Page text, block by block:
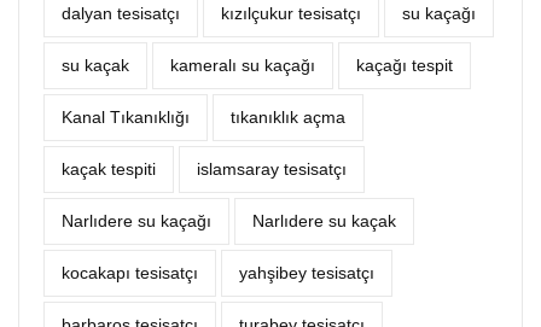
dalyan tesisatçı kızılçukur tesisatçı su kaçağı
su kaçak kameralı su kaçağı kaçağı tespit
Kanal Tıkanıklığı tıkanıklık açma
kaçak tespiti islamsaray tesisatçı
Narlıdere su kaçağı Narlıdere su kaçak
kocakapı tesisatçı yahşibey tesisatçı